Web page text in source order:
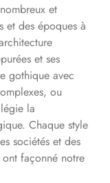
et
et des époques à
et ses
gothique avec
ou
la
Chaque style
sociétés et des
façonné notre